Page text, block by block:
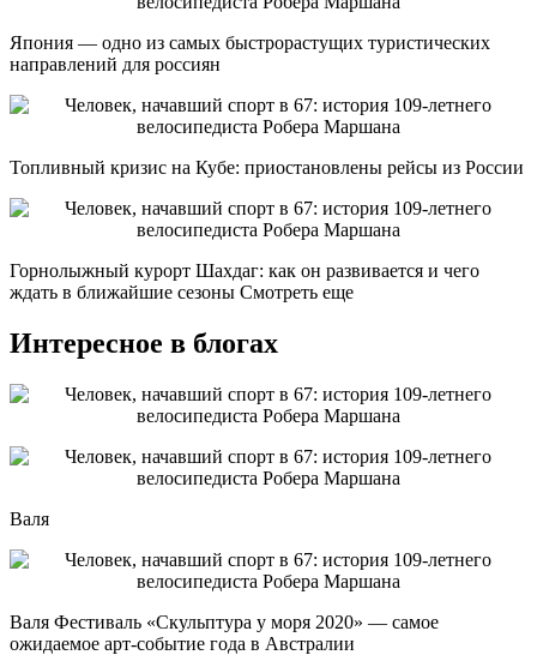
Япония — одно из самых быстрорастущих туристических
направлений для россиян
Топливный кризис на Кубе: приостановлены рейсы из России
Горнолыжный курорт Шахдаг: как он развивается и чего
ждать в ближайшие сезоны Смотреть еще
Интересное в блогах
Валя
Валя Фестиваль «Скульптура у моря 2020» — самое
ожидаемое арт-событие года в Австралии